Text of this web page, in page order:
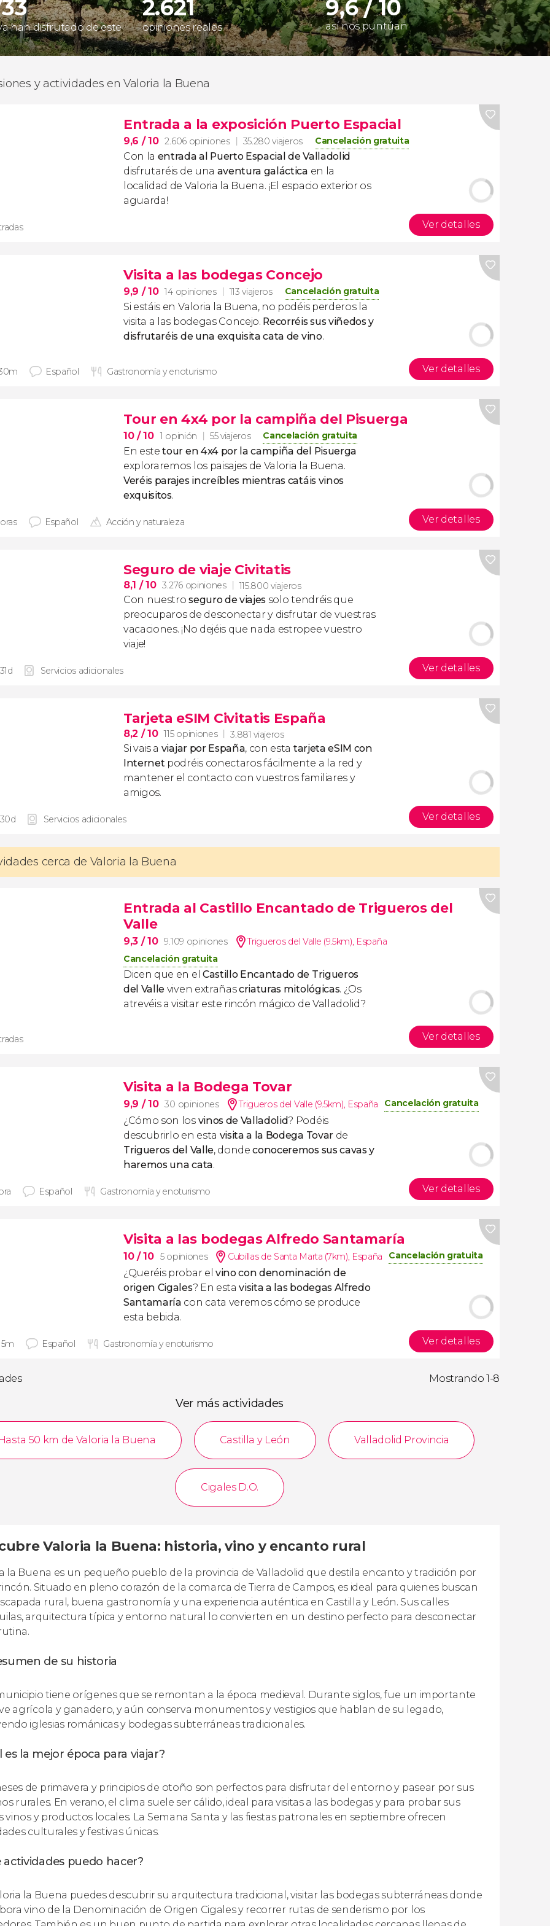
han disfrutado de este
2.621
opiniones reales
9,6 / 10
así nos puntúan
y actividades en Valoria la Buena
Entrada a la exposición Puerto Espacial
9,6 / 10 2.606 opiniones 35.280 viajeros Cancelación gratuita
Con la entrada al Puerto Espacial de Valladolid
disfrutaréis de una aventura galáctica en la
localidad de Valoria la Buena. ¡El espacio exterior os
aguarda!
Ver detalles
Visita a las bodegas Concejo
9,9 / 10 14 opiniones 113 viajeros Cancelación gratuita
Si estáis en Valoria la Buena, no podéis perderos la
visita a las bodegas Concejo. Recorréis sus viñedos y
disfrutaréis de una exquisita cata de vino.
Español Gastronomía y enoturismo Ver detalles
Tour en 4x4 por la campiña del Pisuerga
10/ 10 1 opinión 55 viajeros Cancelación gratuita
En este tour en 4x4 por la campiña del Pisuerga
exploraremos los paisajes de Valoria la Buena.
Veréis parajes increíbles mientras catáis vinos
exquisitos.
Español Acción y naturaleza Ver detalles
Seguro de viaje Civitatis
8,1 / 10 3.276 opiniones 115.800 viajeros
Con nuestroseguro de viajes solo tendréis que
preocuparos de desconectar y disfrutar de vuestras
vacaciones. ¡No dejéis que nada estropee vuestro
viaje!
Servicios adicionales Ver detalles
Tarjeta eSIM Civitatis España
8,2 / 10 115 opiniones 3.881 viajeros
Si vais a viajar por España, con esta tarjeta eSIM con
Internet podréis conectaros fácilmente a la red y
mantener el contacto con vuestros familiares y
amigos.
Servicios adicionales Ver detalles
cerca de Valoria la Buena
Entrada al Castillo Encantado de Trigueros del
Valle
9,3 / 10 9.109 opiniones Trigueros del Valle (9.5km), España
Cancelación gratuita
Dicen que en el Castillo Encantado de Trigueros
del Valle viven extrañascriaturas mitológicas. ¿Os
atrevéis a visitar este rincón mágico de Valladolid?
Ver detalles
Visita a la Bodega Tovar
9,9 / 10 30 opiniones Trigueros del Valle (9.5km), España Cancelación gratuita
¿Cómo son los vinos de Valladolid? Podéis
descubrirlo en esta visita a la Bodega Tovarde
Trigueros del Valle, dondeconoceremos sus cavas y
haremos una cata.
Español Gastronomía y enoturismo Ver detalles
Visita a las bodegas Alfredo Santamaría
10/ 10 5 opiniones Cubillas de Santa Marta (7km), España Cancelación gratuita
¿Queréis probar el vino con denominación de
origen Cigales? En estavisita a las bodegas Alfredo
Santamaría con cata veremos cómo se produce
esta bebida.
Español Gastronomía y enoturismo Ver detalles
Mostrando 1-8
Ver más actividades
Hasta 50 km de Valoria la Buena Castilla y León Valladolid Provincia
Cigales D.O.
Valoria la Buena: historia, vino y encanto rural
la Buena es un pequeño pueblo de la provincia de Valladolid que destila encanto y tradición por
Situado en pleno corazón de la comarca de Tierra de Campos, es ideal para quienes buscan
rural, buena gastronomía y una experiencia auténtica en Castilla y León. Sus calles
arquitectura típica y entorno natural lo convierten en un destino perfecto para desconectar
de su historia
tiene orígenes que se remontan a la época medieval. Durante siglos, fue un importante
agrícola y ganadero, y aún conserva monumentos y vestigios que hablan de su legado,
iglesias románicas y bodegas subterráneas tradicionales.
es la mejor época para viajar?
de primavera y principios de otoño son perfectos para disfrutar del entorno y pasear por sus
rurales. En verano, el clima suele ser cálido, ideal para visitas a las bodegas y para probar sus
vinos y productos locales. La Semana Santa y las fiestas patronales en septiembre ofrecen
culturales y festivas únicas.
actividades puedo hacer?
la Buena puedes descubrir su arquitectura tradicional, visitar las bodegas subterráneas donde
vino de la Denominación de Origen Cigales y recorrer rutas de senderismo por los